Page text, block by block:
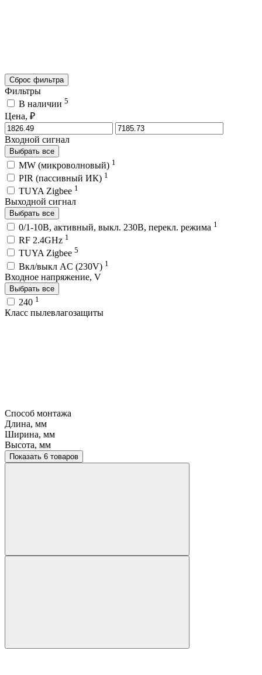
Сброс фильтра
Фильтры
В наличии 5
Цена, ₽
Входной сигнал
Выбрать все
MW (микроволновый) 1
PIR (пассивный ИК) 1
TUYA Zigbee 1
Выходной сигнал
Выбрать все
0/1-10В, активный, выкл. 230В, перекл. режима 1
RF 2.4GHz 1
TUYA Zigbee 5
Вкл/выкл AC (230V) 1
Входное напряжение, V
Выбрать все
240 1
Класс пылевлагозащиты
Способ монтажа
Длина, мм
Ширина, мм
Высота, мм
Показать 6 товаров